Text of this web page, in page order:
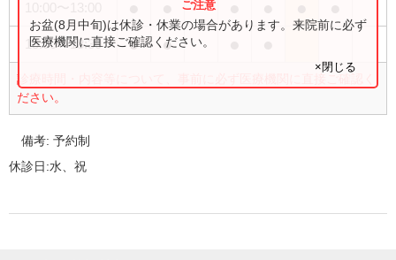
15:00〜18:30 ● ●
診療時間・内容等について、事前に必ず医療機関に直接ご確認く
ださい。
お盆(8月中旬)は休診・休業の場合があります。来院前に必ず
医療機関に直接ご確認ください。
×閉じる
備考:予約制
休診日:水、祝